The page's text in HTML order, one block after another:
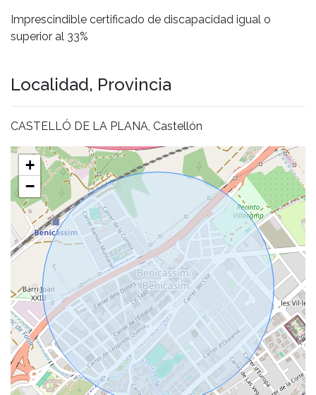
Imprescindible certificado de discapacidad igual o
superior al 33%
Localidad, Provincia
CASTELLÓ DE LA PLANA, Castellón
+
−